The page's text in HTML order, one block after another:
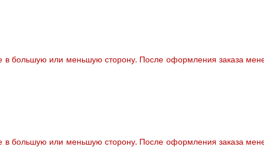
в большую или меньшую сторону. После оформления заказа
в большую или меньшую сторону. После оформления заказа